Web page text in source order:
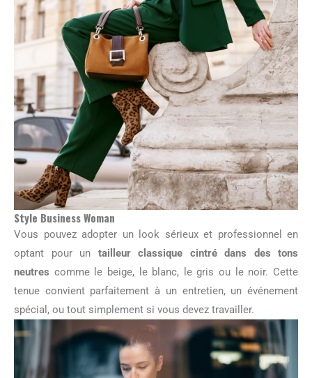
Style Business Woman
Vous pouvez adopter un look sérieux et professionnel en
optant pour un tailleur classique cintré dans des tons
neutres comme le beige, le blanc, le gris ou le noir. Cette
tenue convient parfaitement à un entretien, un événement
spécial, ou tout simplement si vous devez travailler.